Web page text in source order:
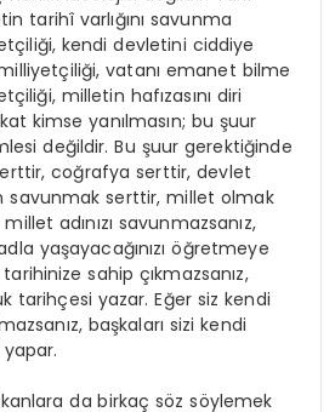
tarihî varlığını savunma
kendi devletini ciddiye
vatanı emanet bilme
milletin hafızasını diri
kimse yanılmasın; bu şuur
değildir. Bu şuur gerektiğinde
coğrafya serttir, devlet
savunmak serttir, millet olmak
adınızı savunmazsanız,
yaşayacağınızı öğretmeye
sahip çıkmazsanız,
tarihçesi yazar. Eğer siz kendi
başkaları sizi kendi
yapar.
da birkaç söz söylemek